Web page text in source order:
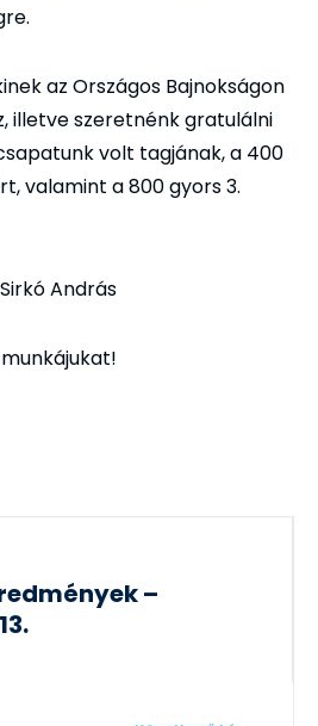
az Országos Bajnokságon
illetve szeretnénk gratulálni
volt tagjának, a 400
valamint a 800 gyors 3.
András
–